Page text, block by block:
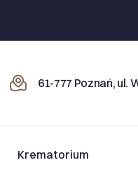
61-777 Poznań, ul.
Krematorium